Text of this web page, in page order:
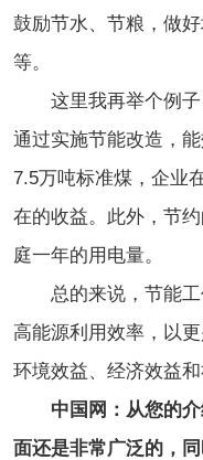
鼓励节水、节粮，做
等。
这里我再举个例
通过实施节能改造，
7.5万吨标准煤，企业
在的收益。此外，节
庭一年的用电量。
总的来说，节能
高能源利用效率，以
环境效益、经济效益和
中国网：从您的
面还是非常广泛的，